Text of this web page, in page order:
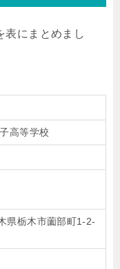
表にまとめまし
高等学校
県栃木市薗部町1-2-